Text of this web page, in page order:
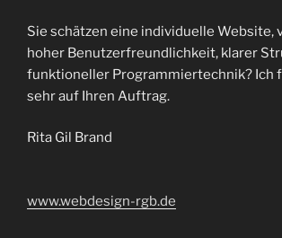
Sie schätzen eine individuelle Website,
hoher Benutzerfreundlichkeit, klarer
funktioneller Programmiertechnik? Ich
sehr auf Ihren Auftrag.
Rita Gil Brand
www.webdesign-rgb.de